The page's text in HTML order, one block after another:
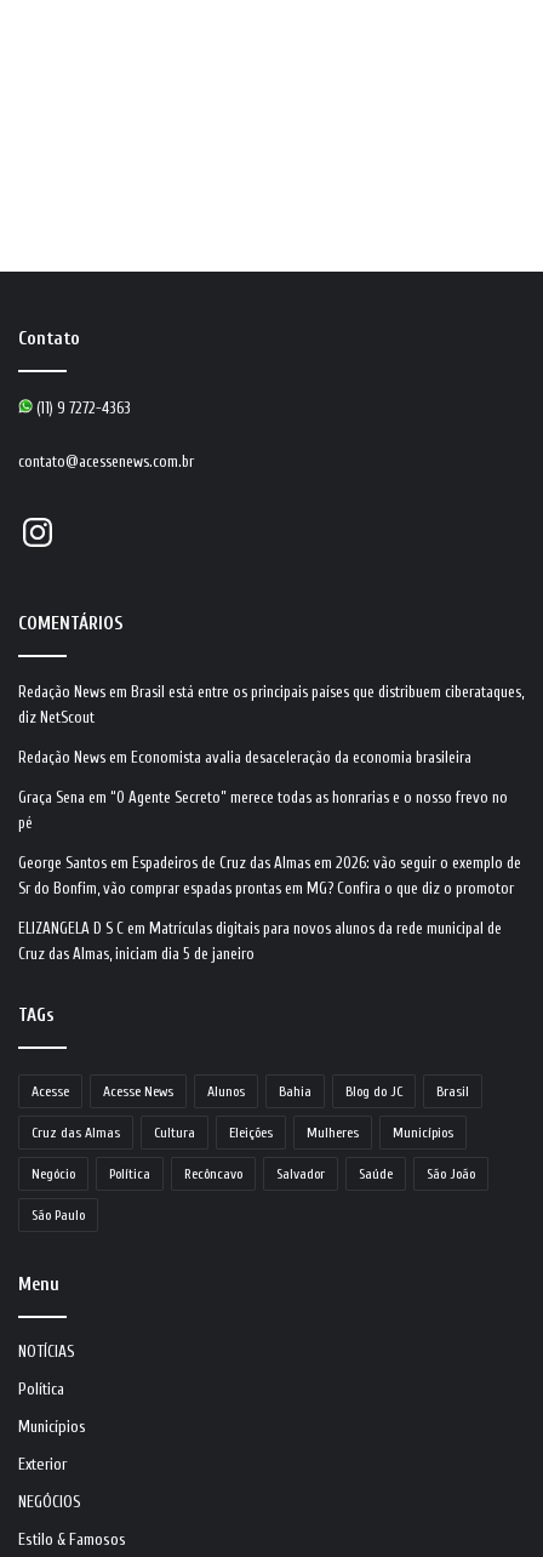
Contato
(11) 9 7272-4363
contato@acessenews.com.br
Instagram
COMENTÁRIOS
Redação News em Brasil está entre os principais países que distribuem ciberataques,
diz NetScout
Redação News em Economista avalia desaceleração da economia brasileira
Graça Sena em “O Agente Secreto” merece todas as honrarias e o nosso frevo no
pé
George Santos em Espadeiros de Cruz das Almas em 2026: vão seguir o exemplo de
Sr do Bonfim, vão comprar espadas prontas em MG? Confira o que diz o promotor
ELIZANGELA D S C em Matrículas digitais para novos alunos da rede municipal de
Cruz das Almas, iniciam dia 5 de janeiro
TAGs
Acesse Acesse News Alunos Bahia Blog do JC Brasil
Cruz das Almas Cultura Eleições Mulheres Municípios
Negócio Política Recôncavo Salvador Saúde São João
São Paulo
Menu
NOTÍCIAS
Política
Municípios
Exterior
NEGÓCIOS
Estilo & Famosos